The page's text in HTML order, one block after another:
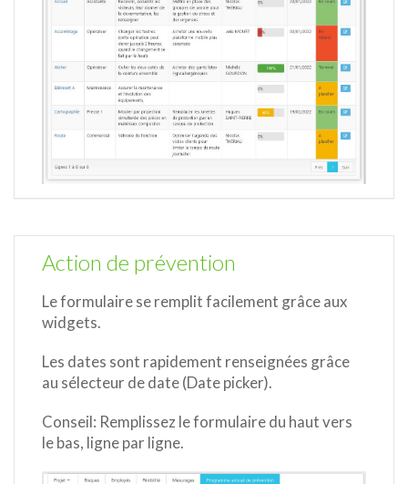
Action de prévention
Le formulaire se remplit facilement grâce aux
widgets.
Les dates sont rapidement renseignées grâce
au sélecteur de date (Date picker).
Conseil: Remplissez le formulaire du haut vers
le bas, ligne par ligne.